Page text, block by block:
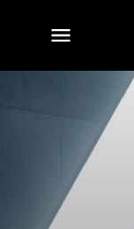
전체